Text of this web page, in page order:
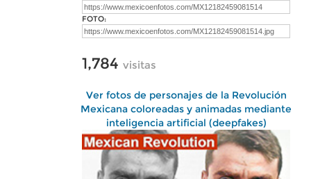
FOTO:
1,784 visitas
Ver fotos de personajes de la Revolución
Mexicana coloreadas y animadas mediante
inteligencia artificial (deepfakes)